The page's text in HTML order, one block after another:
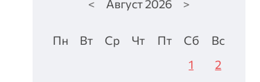
< Август2026 >
Пн Вт Ср Чт Пт Сб
Вс
1
2